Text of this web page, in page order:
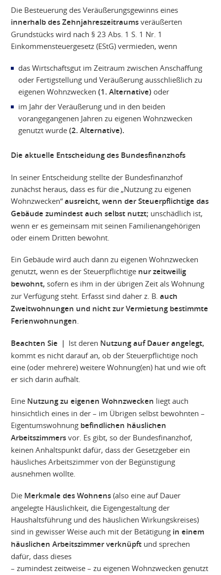
Die Besteuerung des Veräußerungsgewinns eines
innerhalb des Zehnjahreszeitraums veräußerten
Grundstücks wird nach § 23 Abs. 1 S. 1 Nr. 1
Einkommensteuergesetz (EStG) vermieden, wenn
das Wirtschaftsgut im Zeitraum zwischen Anschaffung
oder Fertigstellung und Veräußerung ausschließlich zu
eigenen Wohnzwecken (1. Alternative) oder
im Jahr der Veräußerung und in den beiden
vorangegangenen Jahren zu eigenen Wohnzwecken
genutzt wurde(2. Alternative).
Die aktuelle Entscheidung des Bundesfinanzhofs
In seiner Entscheidung stellte der Bundesfinanzhof
zunächst heraus, dass es für die „Nutzung zu eigenen
Wohnzwecken“ ausreicht, wenn der Steuerpflichtige das
Gebäude zumindest auch selbst nutzt; unschädlich ist,
wenn er es gemeinsam mit seinen Familienangehörigen
oder einem Dritten bewohnt.
Ein Gebäude wird auch dann zu eigenen Wohnzwecken
genutzt, wenn es der Steuerpflichtige nur zeitweilig
bewohnt, sofern es ihm in der übrigen Zeit als Wohnung
zur Verfügung steht. Erfasst sind daher z. B.auch
Zweitwohnungen und nicht zur Vermietung bestimmte
Ferienwohnungen.
Beachten Sie | Ist deren Nutzung auf Dauer angelegt,
kommt es nicht darauf an, ob der Steuerpflichtige noch
eine (oder mehrere) weitere Wohnung(en) hat und wie oft
er sich darin aufhält.
Eine Nutzung zu eigenen Wohnzwecken liegt auch
hinsichtlich eines in der – im Übrigen selbst bewohnten –
Eigentumswohnung befindlichen häuslichen
Arbeitszimmers vor. Es gibt, so der Bundesfinanzhof,
keinen Anhaltspunkt dafür, dass der Gesetzgeber ein
häusliches Arbeitszimmer von der Begünstigung
ausnehmen wollte.
Die Merkmale des Wohnens (also eine auf Dauer
angelegte Häuslichkeit, die Eigengestaltung der
Haushaltsführung und des häuslichen Wirkungskreises)
sind in gewisser Weise auch mit der Betätigung in einem
häuslichen Arbeitszimmer verknüpft und sprechen
dafür, dass dieses
– zumindest zeitweise – zu eigenen Wohnzwecken genutzt